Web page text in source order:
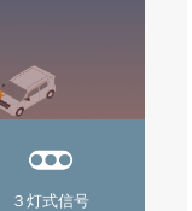
３灯式信号